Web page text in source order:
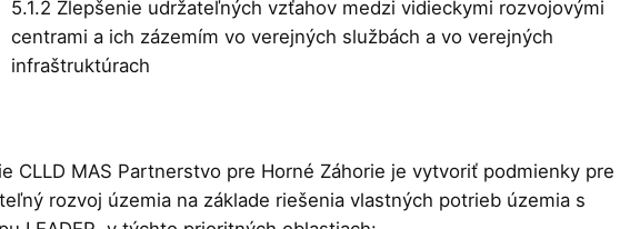
5.1.2 Zlepšenie udržateľných vzťahov medzi vidieckymi rozvojovými
centrami a ich zázemím vo verejných službách a vo verejných
infraštruktúrach
CLLD MAS Partnerstvo pre Horné Záhorie je vytvoriť podmienky pre
rozvoj územia na základe riešenia vlastných potrieb územia s